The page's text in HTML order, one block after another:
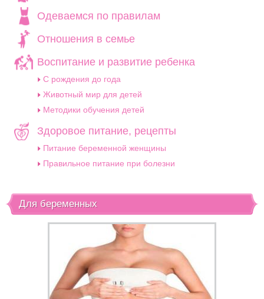
Одеваемся по правилам
Отношения в семье
Воспитание и развитие ребенка
C рождения до года
Животный мир для детей
Методики обучения детей
Здоровое питание, рецепты
Питание беременной женщины
Правильное питание при болезни
Для беременных